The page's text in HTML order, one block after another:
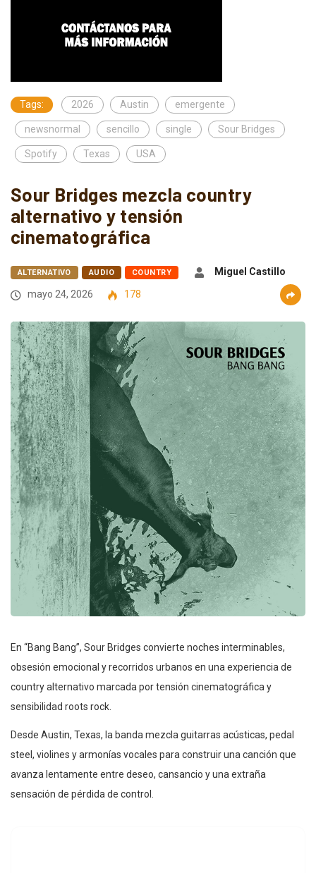
Tags: 2026 Austin emergente
newsnormal sencillo single Sour Bridges
Spotify Texas USA
Sour Bridges mezcla country
alternativo y tensión
cinematográfica
ALTERNATIVO AUDIO COUNTRY
Miguel Castillo
mayo 24, 2026
178
En “Bang Bang”, Sour Bridges convierte noches interminables,
obsesión emocional y recorridos urbanos en una experiencia de
country alternativo marcada por tensión cinematográfica y
sensibilidad roots rock.
Desde Austin, Texas, la banda mezcla guitarras acústicas, pedal
steel, violines y armonías vocales para construir una canción que
avanza lentamente entre deseo, cansancio y una extraña
sensación de pérdida de control.